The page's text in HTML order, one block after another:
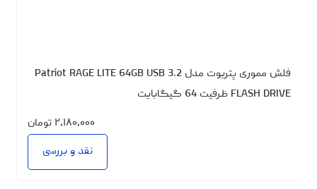
فلش مموری پتریوت مدل Patriot RAGE LITE 64GB USB 3.2
FLASH DRIVE ظرفیت 64 گیگابایت
۲،۱۸۰،۰۰۰ تومان
نقد و بررسی